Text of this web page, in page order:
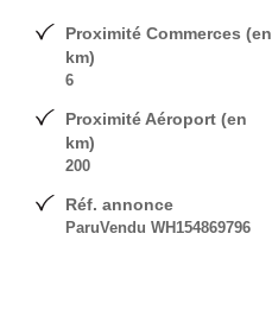
Proximité Commerces (en
km)
6
Proximité Aéroport (en
km)
200
Réf. annonce
ParuVendu WH154869796